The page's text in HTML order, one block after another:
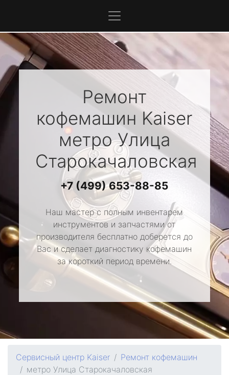
Ремонт
кофемашин Kaiser
метро Улица
Старокачаловская
+7 (499) 653-88-85
Наш мастер с полным инвентарем
инструментов и запчастями от
производителя бесплатно доберется до
Вас и сделает диагностику кофемашин
за короткий период времени.
Сервисный центр Kaiser
Ремонт кофемашин
метро Улица Старокачаловская